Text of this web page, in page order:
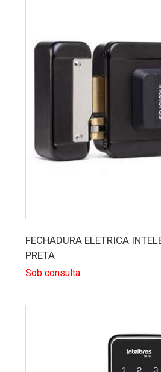
FECHADURA ELETRICA
PRETA
Sob consulta